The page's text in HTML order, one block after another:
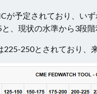
が予定されており、い
、現状の水準から3段
250とされており、